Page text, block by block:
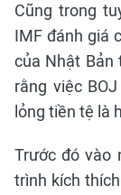
Cũng trong
IMF đánh giá
của Nhật Bản
rằng việc
lỏng tiền tệ là
Trước đó vào
trình kích